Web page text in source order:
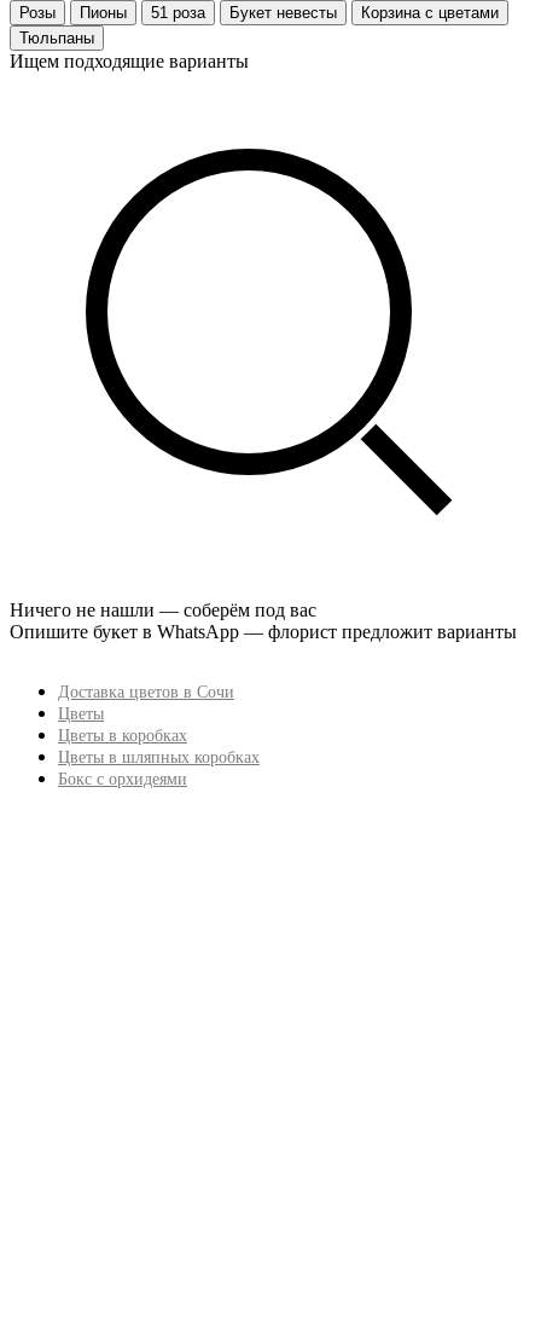
Розы Пионы 51 роза Букет невесты
Корзина с цветами
Тюльпаны
Ищем подходящие варианты
Ничего не нашли — соберём под вас
Опишите букет в WhatsApp — флорист предложит варианты
Доставка цветов в Сочи
Цветы
Цветы в коробках
Цветы в шляпных коробках
Бокс с орхидеями